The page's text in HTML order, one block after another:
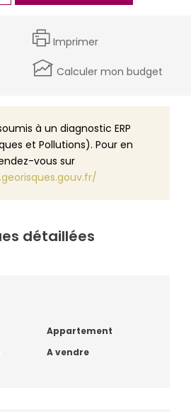
Imprimer
Calculer mon budget
à un diagnostic ERP
et Pollutions). Pour en
vous sur
détaillées
Appartement
A vendre